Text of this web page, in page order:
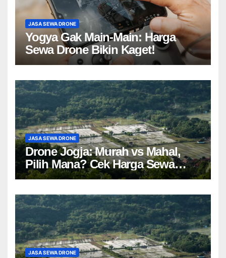
JASA SEWA DRONE
Yogya Gak Main-Main: Harga
Sewa Drone Bikin Kaget!
JASA SEWA DRONE
Drone Jogja: Murah vs Mahal,
Pilih Mana? Cek Harga Sewa
Drone Yogyakarta!
JASA SEWA DRONE